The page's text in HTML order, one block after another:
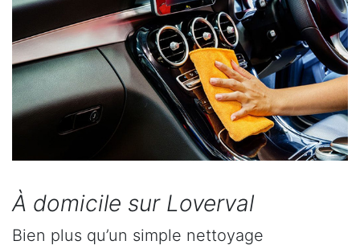
À domicile sur Loverval
Bien plus qu’un simple nettoyage